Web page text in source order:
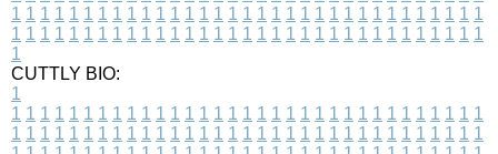
1 1 1 1 1 1 1 1 1 1 1 1 1 1 1 1 1 1 1 1 1 1 1 1 1 1 1 1 1 1 1 1 1
1 1 1 1 1 1 1 1 1 1 1 1 1 1 1 1 1 1 1 1 1 1 1 1 1 1 1 1 1 1 1 1 1
1
CUTTLY BIO:
1
1 1 1 1 1 1 1 1 1 1 1 1 1 1 1 1 1 1 1 1 1 1 1 1 1 1 1 1 1 1 1 1 1
1 1 1 1 1 1 1 1 1 1 1 1 1 1 1 1 1 1 1 1 1 1 1 1 1 1 1 1 1 1 1 1 1